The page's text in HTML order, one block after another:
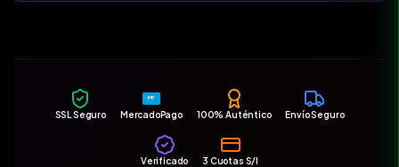
SSL Seguro
MP
MercadoPago 100% Auténtico Envío Seguro
Verificado 3 Cuotas S/I